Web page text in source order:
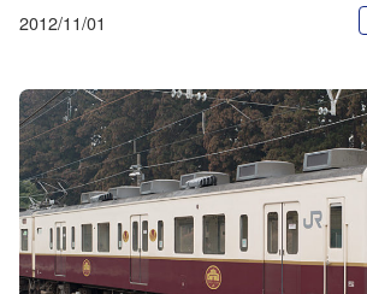
2012/11/01